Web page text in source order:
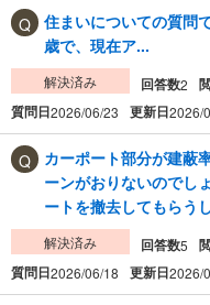
住まいについての質問
歳で、現在ア...
解決済み 回答数2
質問日2026/06/23 更新日2026/
カーポート部分が建蔽
ーンがおりないのでし
ートを撤去してもらう
解決済み 回答数5
質問日2026/06/18 更新日2026/